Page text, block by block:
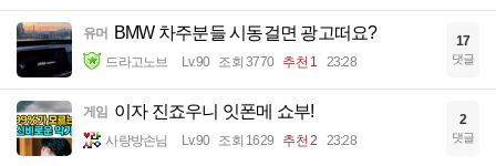
유머 BMW 차주분들 시동걸면 광고떠요?
드라고노브 Lv.90 조회 3770 추천 1 23:28
17
댓글
게임 이자 진죠우니 잇폰메 쇼부!
사랑방손님 Lv.90 조회 1629 추천 2 23:28
2
댓글